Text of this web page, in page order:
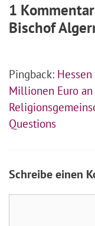
1
Bischof
Pingback:
Millionen Euro
Questions
Schreibe einen